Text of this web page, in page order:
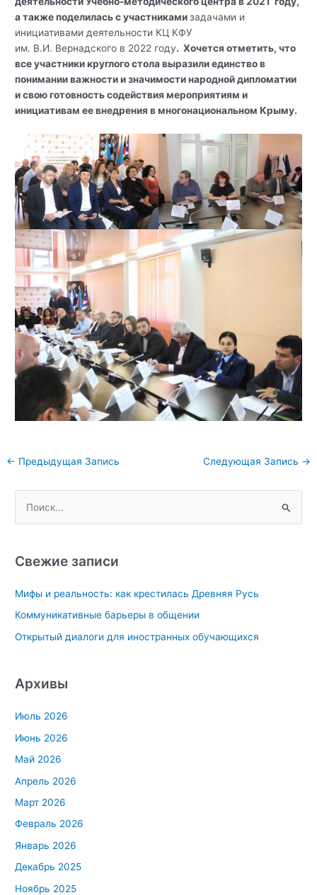
а также поделилась с участникамизадачами и
инициативами деятельности КЦ КФУ
им. В.И. Вернадского в 2022 году. Хочется отметить, что
все участники круглого стола выразили единство в
понимании важности и значимости народной дипломатии
и свою готовность содействия мероприятиям и
инициативам ее внедрения в многонациональном Крыму.
Навигация
записям
← Предыдущая Запись Следующая Запись →
с
:
Свежие записи
Мифы и реальность: как крестилась Древняя Русь
Коммуникативные барьеры в общении
Открытый диалоги для иностранных обучающихся
Архивы
Июль 2026
Июнь 2026
Май 2026
Апрель 2026
Март 2026
Февраль 2026
Январь 2026
Декабрь 2025
Ноябрь 2025